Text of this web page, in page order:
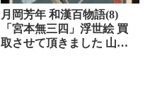
月岡芳年 和漢百物語(8)
「宮本無三四」浮世絵 買
取させて頂きました 山梨